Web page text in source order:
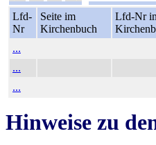
Lfd-
Nr
Seite im
Kirchenbuch
Lfd-Nr
...
...
...
Hinweise zu